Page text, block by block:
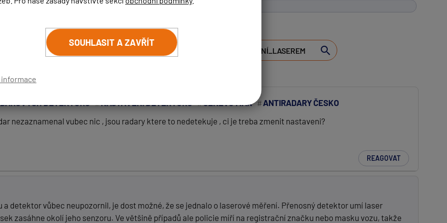
SOUHLASIT A ZAVŘÍT
informace
GENEVO GPS+
ZRUŠIT HLEDÁNÍ
DETEKTORŮ NASTAVENÍ DETEKTORU GENEVO MAX
ANTIRADARY ČESKO
nezaznamenal vubec nic , jsou radary ktere to nedetekuje , ci je treba zmenit nastaveni?
REAGOVAT
detektor vůbec neupozornil, je dost možné, že se jednalo o laserové měření. Přenosný detektor umí laser
zasáhne okolí jeho senzoru. Ve většině případů ale policie míří na registrační značku nebo masku vozu, takže